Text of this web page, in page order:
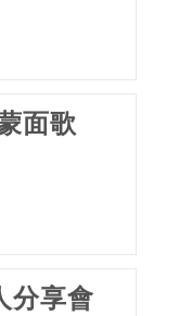
面歌
分享會